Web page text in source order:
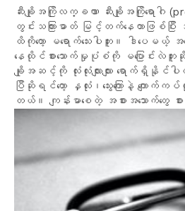
ဆီးချိုအကြိုလက္ခဏာ ဆီးချိုအကြိုရောဂါ (prediabetes) ဆိုတာကတော့ သွေး
တွင်းသကြားဓာတ် မြင့်တက်နေတာဖြစ်ပြီ
ထိကိုတော့ မရောက်သေးပါဘူး။ ဒါပေမယ့် အ
နေထိုင်စားသောက်မှုပုံစံကို မပြောင်းလဲဘူး
ချိုအဆင့်ကို လုံးလုံးလျားလျား ရောက်ရှိနိုင်ပါတယ်။ ဆီးချိုအကြိုရ
ပြီဆိုရင်တော့ နှလုံး၊သွေးကြောနဲ့ ကျ
တယ်။ ကျန်းမာစေတဲ့ အစားအသောက်တွေ စ